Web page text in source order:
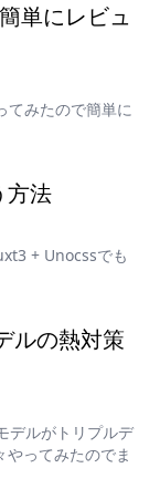
単にレビュ
てみたので簡単に
方法
+ Unocssでも
ルの熱対策
デルがトリプルデ
やってみたのでま